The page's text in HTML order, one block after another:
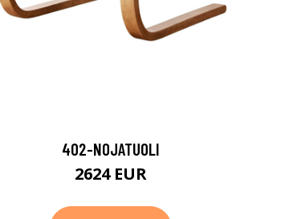
402-NOJATUOLI
2624 EUR